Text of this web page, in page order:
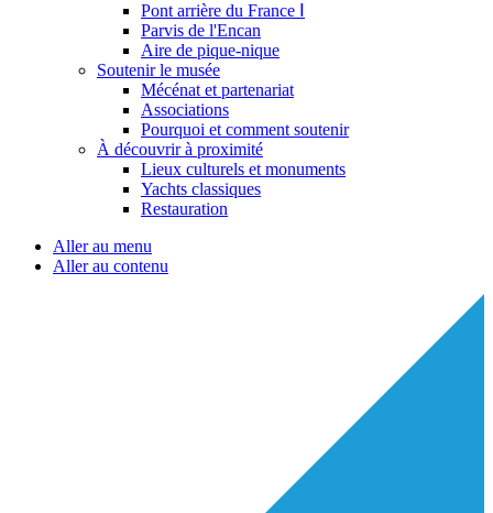
Pont arrière du France Ⅰ
Parvis de l'Encan
Aire de pique-nique
Soutenir le musée
Mécénat et partenariat
Associations
Pourquoi et comment soutenir
À découvrir à proximité
Lieux culturels et monuments
Yachts classiques
Restauration
Aller au menu
Aller au contenu